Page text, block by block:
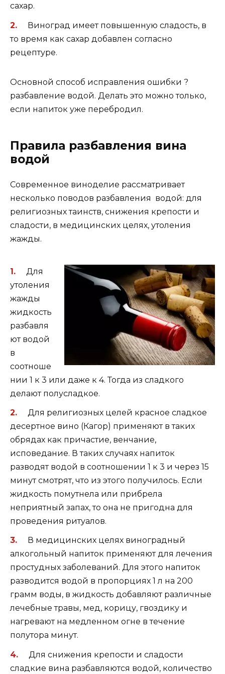
сахар.
Виноград имеет повышенную сладость, в
то время как сахар добавлен согласно
рецептуре.
Основной способ исправления ошибки ?
разбавление водой. Делать это можно только,
если напиток уже перебродил.
Правила разбавления вина
водой
Современное виноделие рассматривает
несколько поводов разбавления водой: для
религиозных таинств, снижения крепости и
сладости, в медицинских целях, утоления
жажды.
Для
утоления
жажды
жидкость
разбавля
ют водой
в
соотноше
нии 1 к 3 или даже к 4. Тогда из сладкого
делают полусладкое.
Для религиозных целей красное сладкое
десертное вино (Кагор) применяют в таких
обрядах как причастие, венчание,
исповедание. В таких случаях напиток
разводят водой в соотношении 1 к 3 и через 15
минут смотрят, что из этого получилось. Если
жидкость помутнела или прибрела
неприятный запах, то она не пригодна для
проведения ритуалов.
В медицинских целях виноградный
алкогольный напиток применяют для лечения
простудных заболеваний. Для этого напиток
разводится водой в пропорциях 1 л на 200
грамм воды, в жидкость добавляют различные
лечебные травы, мед, корицу, гвоздику и
нагревают на медленном огне в течение
полутора минут.
Для снижения крепости и сладости
сладкие вина разбавляются водой, количество